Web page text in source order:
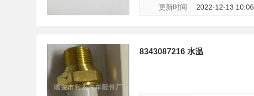
更新时间
2022-12-13 10:06
8343087216 水温